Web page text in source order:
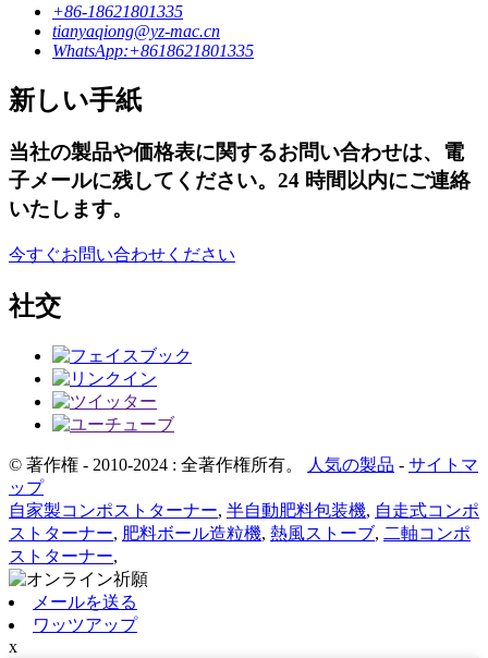
+86-18621801335
tianyaqiong@yz-mac.cn
WhatsApp:+8618621801335
新しい手紙
当社の製品や価格表に関するお問い合わせは、電
子メールに残してください。24 時間以内にご連絡
いたします。
今すぐお問い合わせください
社交
© 著作権 - 2010-2024 : 全著作権所有。 人気の製品 - サイトマ
ップ
自家製コンポストターナー, 半自動肥料包装機, 自走式コンポ
ストターナー, 肥料ボール造粒機, 熱風ストーブ, 二軸コンポ
ストターナー,
メールを送る
ワッツアップ
x